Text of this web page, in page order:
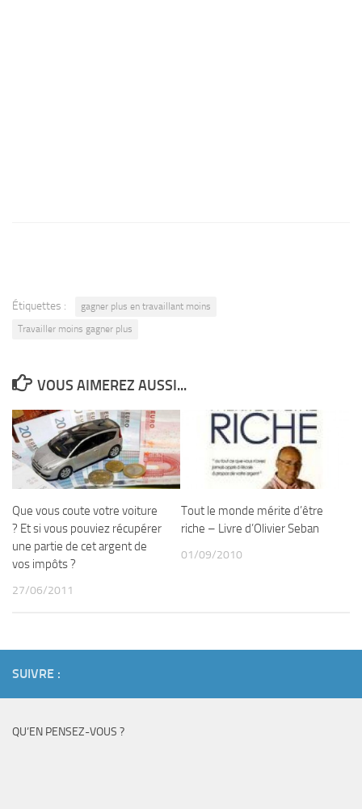
Étiquettes :
gagner plus en travaillant moins
Travailler moins gagner plus
VOUS AIMEREZ AUSSI...
Que vous coute votre voiture
? Et si vous pouviez récupérer
une partie de cet argent de
vos impôts ?
27/06/2011
Tout le monde mérite d’être
riche – Livre d’Olivier Seban
01/09/2010
SUIVRE :
QU’EN PENSEZ-VOUS ?